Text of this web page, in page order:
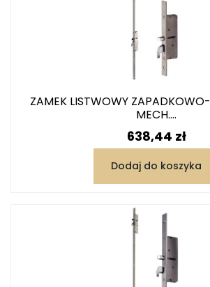
ZAMEK LISTWOWY
MECH....
Cena
638,44 zł
Dodaj do koszyka